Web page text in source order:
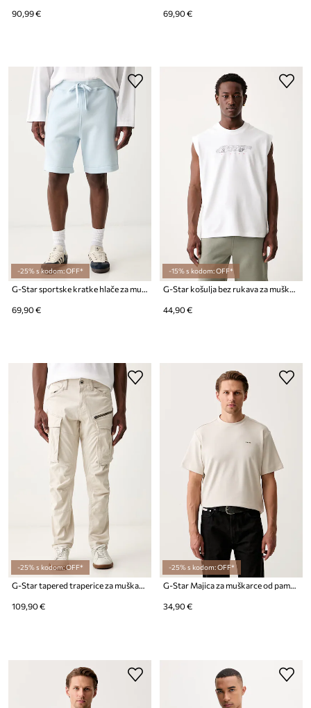
90,99 € 69,90 €
-25% s kodom: OFF*
G-Star sportske kratke hlače za muškarce Premium core sw
69,90 €
-15% s kodom: OFF*
G-Star košulja bez rukava za muškarce od pamuka Loose gr
44,90 €
-25% s kodom: OFF*
G-Star tapered traperice za muškarce Rovic Zip 3D Regular Tapered
109,90 €
-25% s kodom: OFF*
G-Star Majica za muškarce od pamuka True regular
34,90 €